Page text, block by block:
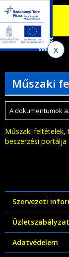
almenühöz
tartalomra
oldaltérképre
Műszaki
A dokumentumok
Műszaki
beszerzési portálja
Szervezeti
Üzletszabályzat
Adatvédelem